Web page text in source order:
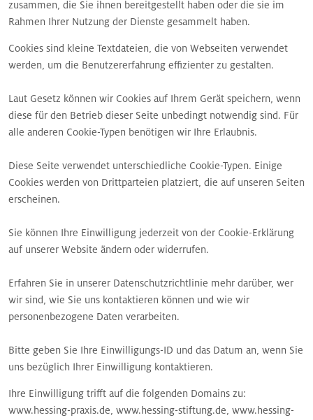
zusammen, die Sie ihnen bereitgestellt haben oder die sie im
Rahmen Ihrer Nutzung der Dienste gesammelt haben.
Cookies sind kleine Textdateien, die von Webseiten verwendet
werden, um die Benutzererfahrung effizienter zu gestalten.
Laut Gesetz können wir Cookies auf Ihrem Gerät speichern, wenn
diese für den Betrieb dieser Seite unbedingt notwendig sind. Für
alle anderen Cookie-Typen benötigen wir Ihre Erlaubnis.
Diese Seite verwendet unterschiedliche Cookie-Typen. Einige
Cookies werden von Drittparteien platziert, die auf unseren Seiten
erscheinen.
Sie können Ihre Einwilligung jederzeit von der Cookie-Erklärung
auf unserer Website ändern oder widerrufen.
Erfahren Sie in unserer Datenschutzrichtlinie mehr darüber, wer
wir sind, wie Sie uns kontaktieren können und wie wir
personenbezogene Daten verarbeiten.
Bitte geben Sie Ihre Einwilligungs-ID und das Datum an, wenn Sie
uns bezüglich Ihrer Einwilligung kontaktieren.
Ihre Einwilligung trifft auf die folgenden Domains zu:
www.hessing-praxis.de, www.hessing-stiftung.de, www.hessing-